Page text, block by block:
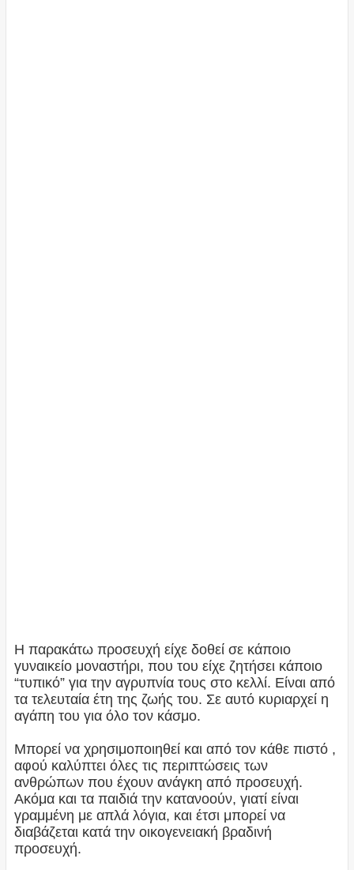
Η παρακάτω προσευχή είχε δοθεί σε κάποιο
γυναικείο μοναστήρι, που του είχε ζητήσει κάποιο
“τυπικό” για την αγρυπνία τους στο κελλί. Είναι από
τα τελευταία έτη της ζωής του. Σε αυτό κυριαρχεί η
αγάπη του για όλο τον κάσμο.
Μπορεί να χρησιμοποιηθεί και από τον κάθε πιστό ,
αφού καλύπτει όλες τις περιπτώσεις των
ανθρώπων που έχουν ανάγκη από προσευχή.
Ακόμα και τα παιδιά την κατανοούν, γιατί είναι
γραμμένη με απλά λόγια, και έτσι μπορεί να
διαβάζεται κατά την οικογενειακή βραδινή
προσευχή.